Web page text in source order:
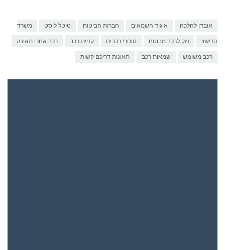
אובדן להלכה איגוד השמאים חברות הביטוח טוטל לוסט משרד
הרישוי נזק לרכב מבוטח סוחרי רכבים קניית רכב רכב אחרי תאונה
רכב משומש שמאות רכב תאונות דריכם קשות